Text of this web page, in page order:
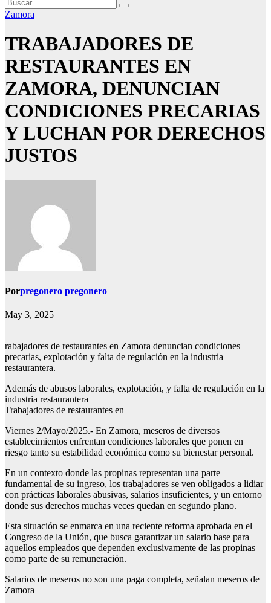
Zamora
TRABAJADORES DE
RESTAURANTES EN
ZAMORA, DENUNCIAN
CONDICIONES PRECARIAS
Y LUCHAN POR DERECHOS
JUSTOS
Porpregonero pregonero
May 3, 2025
rabajadores de restaurantes en Zamora denuncian condiciones
precarias, explotación y falta de regulación en la industria
restaurantera.
Además de abusos laborales, explotación, y falta de regulación en la
industria restaurantera
Trabajadores de restaurantes en
Viernes 2/Mayo/2025.- En Zamora, meseros de diversos
establecimientos enfrentan condiciones laborales que ponen en
riesgo tanto su estabilidad económica como su bienestar personal.
En un contexto donde las propinas representan una parte
fundamental de su ingreso, los trabajadores se ven obligados a lidiar
con prácticas laborales abusivas, salarios insuficientes, y un entorno
donde sus derechos muchas veces quedan en segundo plano.
Esta situación se enmarca en una reciente reforma aprobada en el
Congreso de la Unión, que busca garantizar un salario base para
aquellos empleados que dependen exclusivamente de las propinas
como parte de su remuneración.
Salarios de meseros no son una paga completa, señalan meseros de
Zamora